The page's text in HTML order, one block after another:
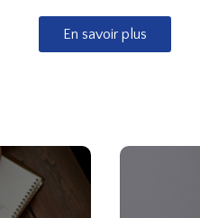
En savoir plus